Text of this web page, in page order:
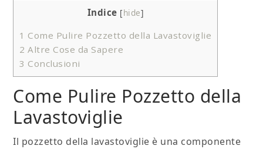
Indice [hide]
1 Come Pulire Pozzetto della Lavastoviglie
2 Altre Cose da Sapere
3 Conclusioni
Come Pulire Pozzetto della
Lavastoviglie
Il pozzetto della lavastoviglie è una componente